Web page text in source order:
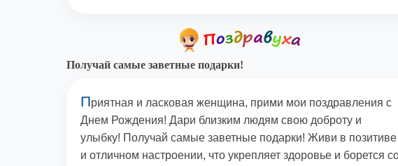
Получай самые заветные подарки!
Приятная и ласковая женщина, прими мои поздравления с
Днем Рождения! Дари близким людям свою доброту и
улыбку! Получай самые заветные подарки! Живи в позитиве
и отличном настроении, что укрепляет здоровье и борется